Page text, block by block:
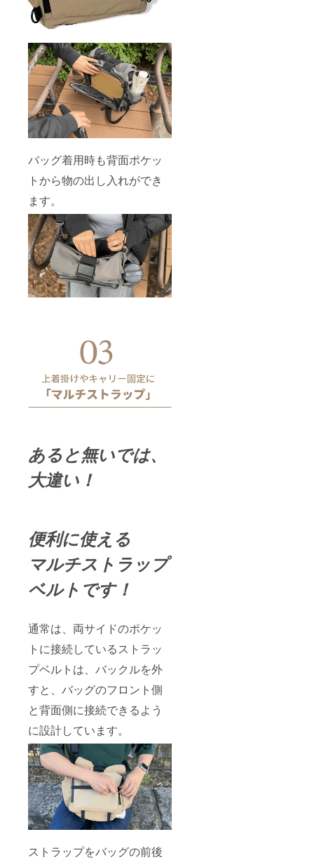
バッグ着用時も背面ポケッ
トから物の出し入れができ
ます。
あると無いでは、
大違い！
便利に使える
マルチストラップ
ベルトです！
通常は、両サイドのポケッ
トに接続しているストラッ
プベルトは、バックルを外
すと、バッグのフロント側
と背面側に接続できるよう
に設計しています。
ストラップをバッグの前後